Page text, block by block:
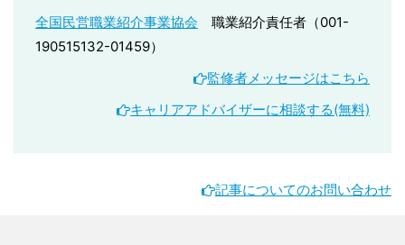
全国民営職業紹介事業協会 職業紹介責任者（001-
190515132-01459）
監修者メッセージはこちら
キャリアアドバイザーに相談する(無料)
記事についてのお問い合わせ